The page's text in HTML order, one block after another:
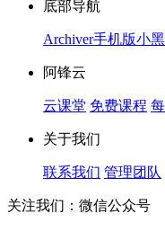
底部导航
Archiver手机版小
阿锋云
云课堂 免费课程
关于我们
联系我们 管理团队
关注我们：微信公众号